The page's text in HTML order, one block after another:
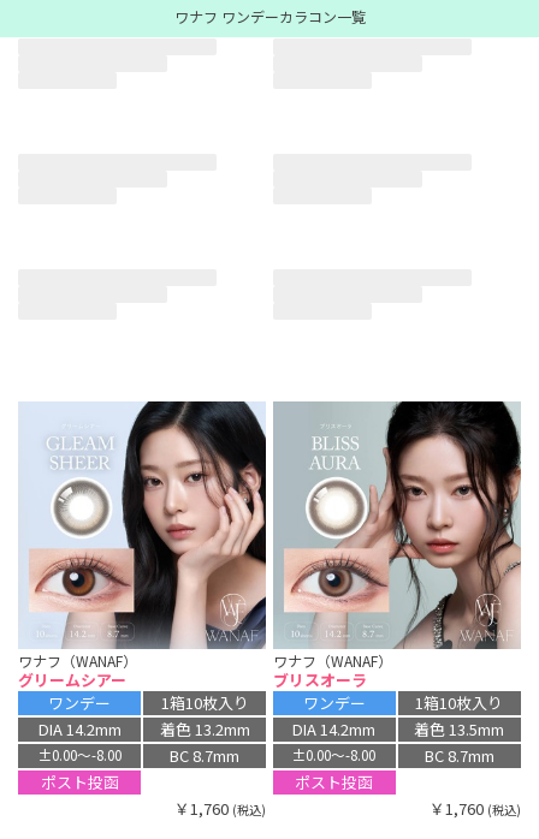
ワナフ ワンデーカラコン一覧
ワナフ（WANAF）
グリームシアー
ワンデー
1箱10枚入り
DIA 14.2mm
着色 13.2mm
±0.00〜-8.00
BC 8.7mm
ポスト投函
￥1,760 (税込)
ワナフ（WANAF）
ブリスオーラ
ワンデー
1箱10枚入り
DIA 14.2mm
着色 13.5mm
±0.00〜-8.00
BC 8.7mm
ポスト投函
￥1,760 (税込)